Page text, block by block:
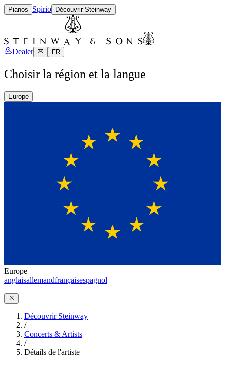
Pianos Spirio Découvrir Steinway
Dealer FR
Choisir la région et la langue
Europe
Europe
anglaisallemandfrançaisespagnol
Découvrir Steinway
/
Concerts & Artists
/
Détails de l'artiste